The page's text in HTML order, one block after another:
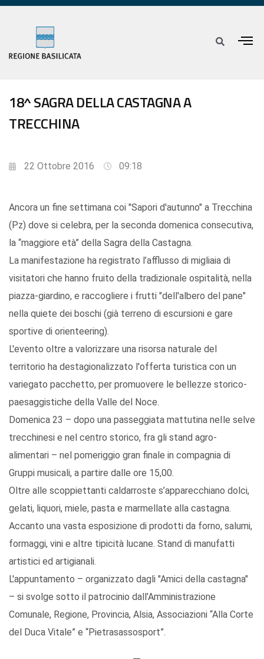
18^ SAGRA DELLA CASTAGNA A
TRECCHINA
22 Ottobre 2016 09:18
Ancora un fine settimana coi "Sapori d'autunno" a Trecchina
(Pz) dove si celebra, per la seconda domenica consecutiva,
la “maggiore età” della Sagra della Castagna.
La manifestazione ha registrato l’afflusso di migliaia di
visitatori che hanno fruito della tradizionale ospitalità, nella
piazza-giardino, e raccogliere i frutti "dell'albero del pane"
nella quiete dei boschi (già terreno di escursioni e gare
sportive di orienteering).
L'evento oltre a valorizzare una risorsa naturale del
territorio ha destagionalizzato l'offerta turistica con un
variegato pacchetto, per promuovere le bellezze storico-
paesaggistiche della Valle del Noce.
Domenica 23 – dopo una passeggiata mattutina neIle selve
trecchinesi e nel centro storico, fra gli stand agro-
alimentari – nel pomeriggio gran finale in compagnia di
Gruppi musicali, a partire dalle ore 15,00.
Oltre alle scoppiettanti caldarroste s’apparecchiano dolci,
gelati, liquori, miele, pasta e marmellate alla castagna.
Accanto una vasta esposizione di prodotti da forno, salumi,
formaggi, vini e altre tipicità lucane. Stand di manufatti
artistici ed artigianali.
L'appuntamento – organizzato dagli "Amici della castagna"
– si svolge sotto il patrocinio dall’Amministrazione
Comunale, Regione, Provincia, Alsia, Associazioni “Alla Corte
del Duca Vitale” e “Pietrasassosport”.